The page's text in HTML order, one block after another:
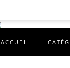
ACCUEIL